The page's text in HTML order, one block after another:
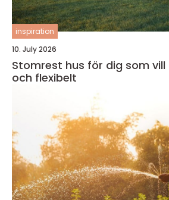
inspiration
10. July 2026
Stomrest hus för dig som
och flexibelt